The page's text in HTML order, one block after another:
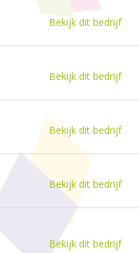
Bekijk dit bedrijf
Bekijk dit bedrijf
Bekijk dit bedrijf
Bekijk dit bedrijf
Bekijk dit bedrijf